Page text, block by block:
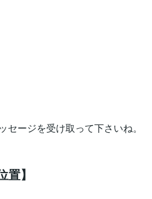
ージを受け取って下さいね。
置】